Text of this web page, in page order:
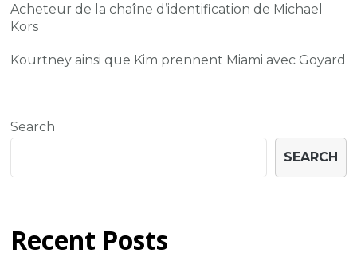
Acheteur de la chaîne d’identification de Michael
Kors
Kourtney ainsi que Kim prennent Miami avec Goyard
Search
SEARCH
Recent Posts